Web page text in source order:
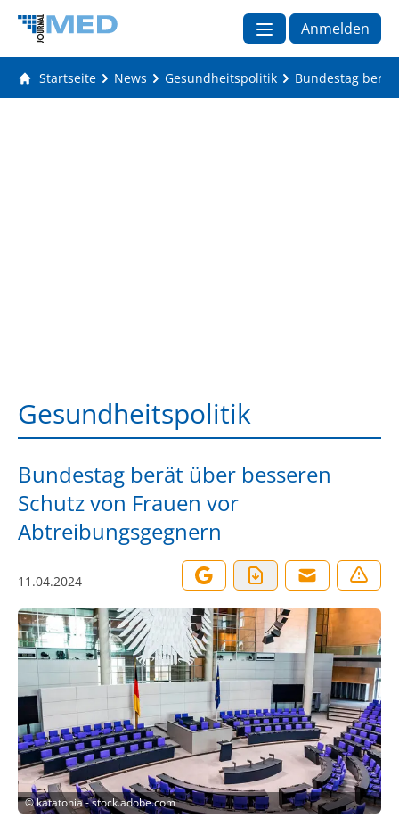
Anmelden
Startseite News Gesundheitspolitik Bundestag
Gesundheitspolitik
Bundestag berät über besseren
Schutz von Frauen vor
Abtreibungsgegnern
11.04.2024
©katatonia - stock.adobe.com